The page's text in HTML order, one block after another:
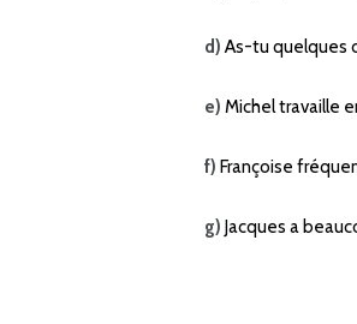
d)As-tu quelques
e) Michel travaille
f) Françoise
g) Jacques a